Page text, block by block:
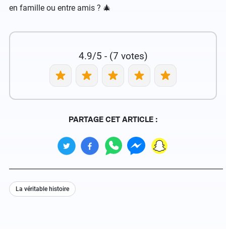
en famille ou entre amis ? 🎄
4.9/5 - (7 votes)
PARTAGE CET ARTICLE :
La véritable histoire